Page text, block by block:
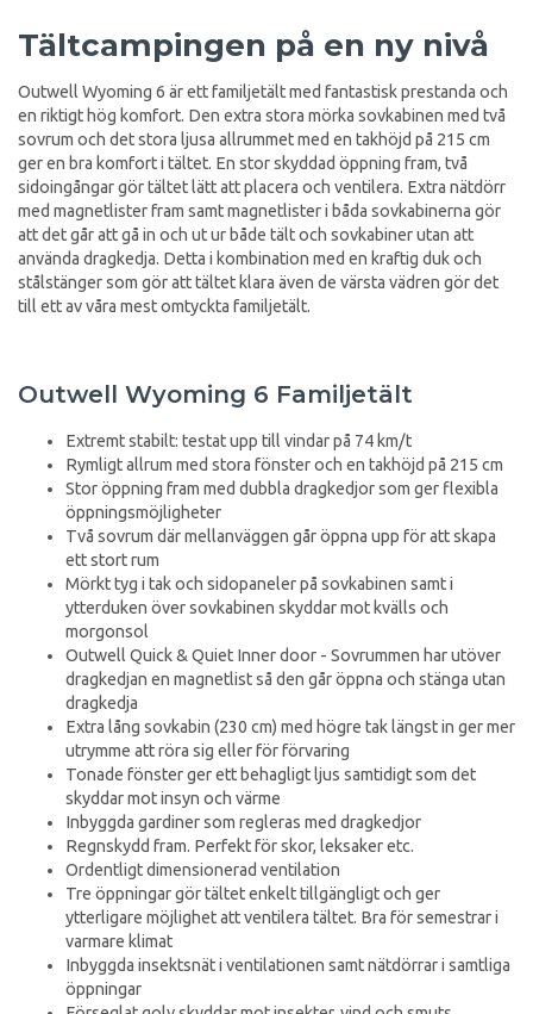
Tältcampingen på en ny nivå
Outwell Wyoming 6 är ett familjetält med fantastisk prestanda och
en riktigt hög komfort. Den extra stora mörka sovkabinen med två
sovrum och det stora ljusa allrummet med en takhöjd på 215 cm
ger en bra komfort i tältet. En stor skyddad öppning fram, två
sidoingångar gör tältet lätt att placera och ventilera. Extra nätdörr
med magnetlister fram samt magnetlister i båda sovkabinerna gör
att det går att gå in och ut ur både tält och sovkabiner utan att
använda dragkedja. Detta i kombination med en kraftig duk och
stålstänger som gör att tältet klara även de värsta vädren gör det
till ett av våra mest omtyckta familjetält.
Outwell Wyoming 6 Familjetält
Extremt stabilt: testat upp till vindar på 74 km/t
Rymligt allrum med stora fönster och en takhöjd på 215 cm
Stor öppning fram med dubbla dragkedjor som ger flexibla
öppningsmöjligheter
Två sovrum där mellanväggen går öppna upp för att skapa
ett stort rum
Mörkt tyg i tak och sidopaneler på sovkabinen samt i
ytterduken över sovkabinen skyddar mot kvälls och
morgonsol
Outwell Quick & Quiet Inner door - Sovrummen har utöver
dragkedjan en magnetlist så den går öppna och stänga utan
dragkedja
Extra lång sovkabin (230 cm) med högre tak längst in ger mer
utrymme att röra sig eller för förvaring
Tonade fönster ger ett behagligt ljus samtidigt som det
skyddar mot insyn och värme
Inbyggda gardiner som regleras med dragkedjor
Regnskydd fram. Perfekt för skor, leksaker etc.
Ordentligt dimensionerad ventilation
Tre öppningar gör tältet enkelt tillgängligt och ger
ytterligare möjlighet att ventilera tältet. Bra för semestrar i
varmare klimat
Inbyggda insektsnät i ventilationen samt nätdörrar i samtliga
öppningar